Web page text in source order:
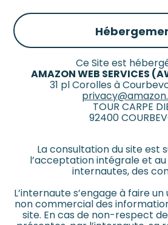
Ce Site est
AMAZON WEB SERVICES
31 pl Corolles à
TOUR CARPE
92400
La consultation du site est
l’acceptation intégrale et
internautes, des
L’internaute s’engage à faire
non commercial des
site. En cas de non-respect